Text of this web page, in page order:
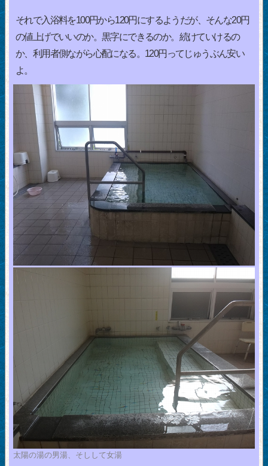
それで入浴料を100円から120円にするようだが、そんな20円
の値上げでいいのか。黒字にできるのか。続けていけるの
か、利用者側ながら心配になる。120円ってじゅうぶん安い
よ。
太陽の湯の男湯、そしして女湯